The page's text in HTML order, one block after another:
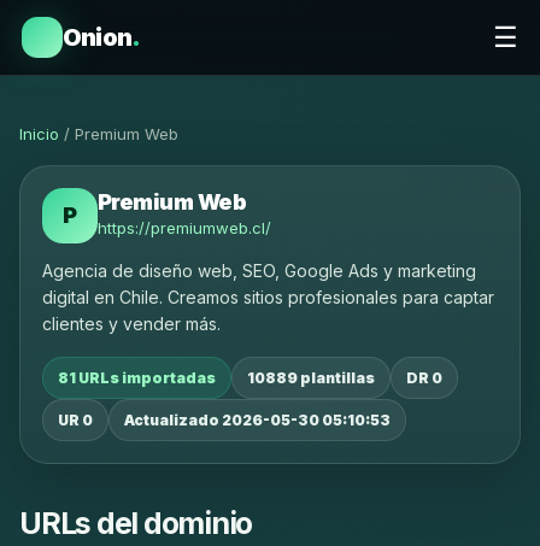
Onion. ☰
Inicio / Premium Web
P
Premium Web
https://premiumweb.cl/
Agencia de diseño web, SEO, Google Ads y marketing
digital en Chile. Creamos sitios profesionales para captar
clientes y vender más.
81 URLs importadas 10889 plantillas DR 0
UR 0 Actualizado 2026-05-30 05:10:53
URLs del dominio